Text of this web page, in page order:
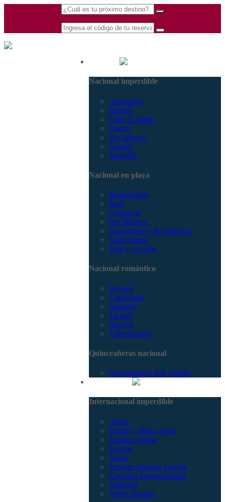
Nacional imperdible
Amazonas
Bogotá
Caño Cristales
Chocó
Eje cafetero
Guajira
Medellín
Nacional en playa
Barranquilla
Barú
Cartagena
Isla Múcura
San Andrés y Providencia
Santa Marta
Tolú y coveñas
Nacional romántico
Boyacá
Capurganá
Girardot
Melgar
San Gil
Villavicencio
Quinceañeras nacional
Quinceañeras San Andrés
Internacional imperdible
Africa
Egipto y Tierra Santa
Estados unidos
Europa
Japón
Parques Orlando Florida
Cruceros internacionales
Tailandia
Viajes Baratos